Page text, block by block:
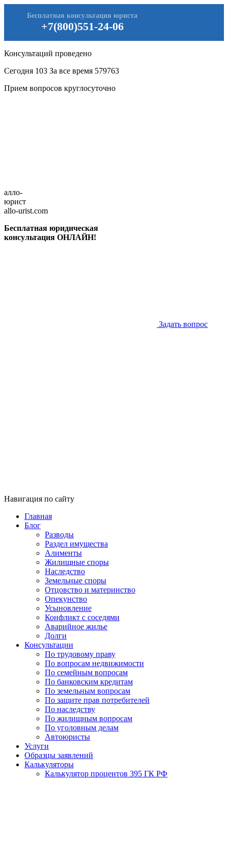
+7(800)551-24-06
Бесплатная консультация юриста
Консультаций проведено
Сегодня 103 За все время 579763
Прием вопросов круглосуточно
алло-
юрист
allo-urist.com
Бесплатная юридическая
консультация ОНЛАЙН!
Задать вопрос
Навигация по сайту
Главная
Блог
Разводы
Раздел имущества
Алименты
Жилищные споры
Наследство
Земельные споры
Отцовство и материнство
Опекунство
Усыновление
Конфликт с соседями
Аварийное жилье
Долги
Консультации
По трудовому праву
По вопросам недвижимости
По семейным вопросам
По банковским кредитам
По земельным вопросам
По защите прав потребителей
По наследству
По жилищным вопросам
По уголовным делам
Автоюристы
Услуги
Образцы заявлений
Калькуляторы
Калькулятор процентов 395 ГК РФ